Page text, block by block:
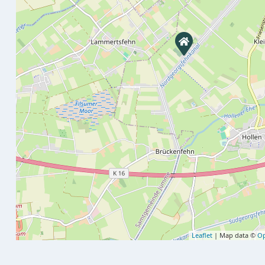
Leaflet| Map data ©